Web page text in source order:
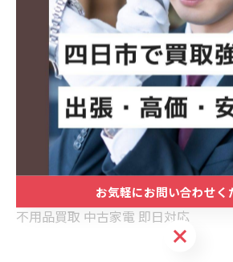
#名古屋 #名古屋買取 #冷蔵庫買取 #
#Hisense HRD15FB 家電買取
出張買取 買取マクサス
買取マクサス三重四日市店
四日市 桑名 鈴鹿 津 亀山
愛知買取 岐阜買取
一人暮らし家電 引っ越し整理
不用品買取 中古家電 即日対応
お気軽にお問い合わせく
お気軽にお問い合わせく